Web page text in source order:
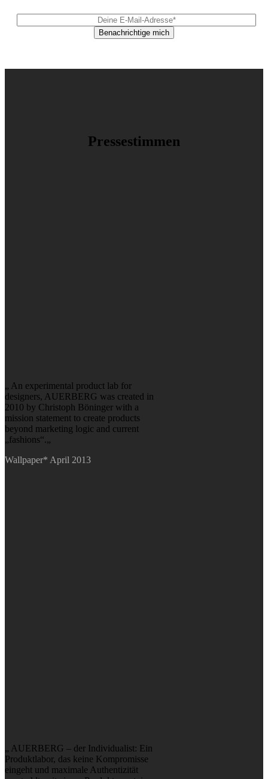
Pressestimmen
„ An experimental product lab for
designers, AUERBERG was created in
2010 by Christoph Böninger with a
mission statement to create products
beyond marketing logic and current
„fashions“.„
Wallpaper* April 2013
„ AUERBERG – der Individualist: Ein
Produktlabor, das keine Kompromisse
eingeht und maximale Authentizität